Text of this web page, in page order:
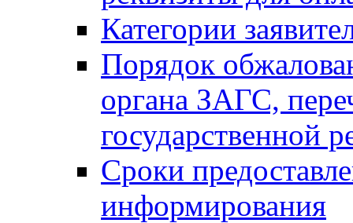
Категории
Порядок
органа ЗАГС,
государственной
Сроки
информирования